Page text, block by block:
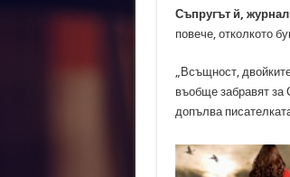
Съпругът й,
повече, отколкото
„Всъщност,
въобще забравят за
допълва